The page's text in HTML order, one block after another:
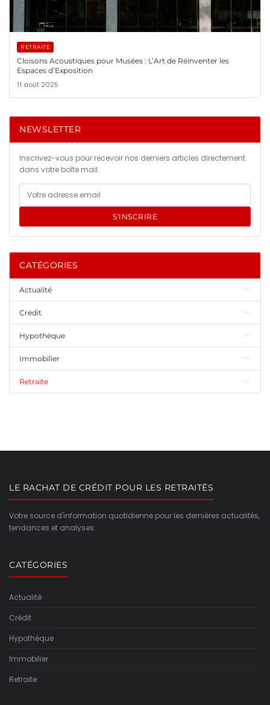
RETRAITE
Cloisons Acoustiques pour Musées : L’Art de Réinventer les
Espaces d’Exposition
11 août 2025
NEWSLETTER
Inscrivez-vous pour recevoir nos derniers articles directement
dans votre boîte mail.
S'INSCRIRE
CATÉGORIES
Actualité
Crédit
Hypothèque
Immobilier
Retraite
LE RACHAT DE CRÉDIT POUR LES RETRAITÉS
Votre source d'information quotidienne pour les dernières actualités,
tendances et analyses.
CATÉGORIES
Actualité
Crédit
Hypothèque
Immobilier
Retraite